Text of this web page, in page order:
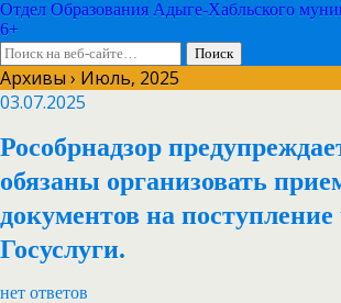
Отдел Образования Адыге-Хабльского
6+
Архивы › Июль, 2025
03.07.2025
Рособрнадзор
обязаны организовать
документов на поступление
Госуслуги.
нет ответов